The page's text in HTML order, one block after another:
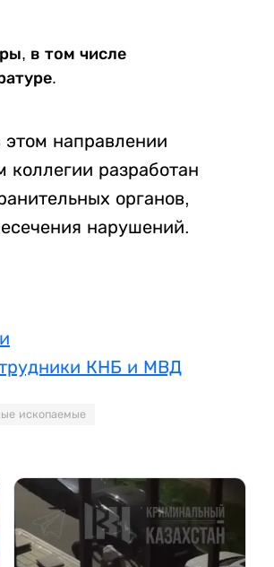
в том числе
этом направлении
коллегии разработан
органов,
нарушений.
КНБ и МВД
ископаемые